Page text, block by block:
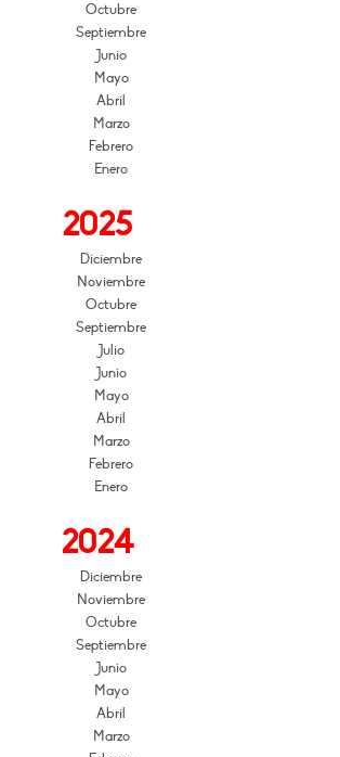
Octubre
Septiembre
Junio
Mayo
Abril
Marzo
Febrero
Enero
2025
Diciembre
Noviembre
Octubre
Septiembre
Julio
Junio
Mayo
Abril
Marzo
Febrero
Enero
2024
Diciembre
Noviembre
Octubre
Septiembre
Junio
Mayo
Abril
Marzo